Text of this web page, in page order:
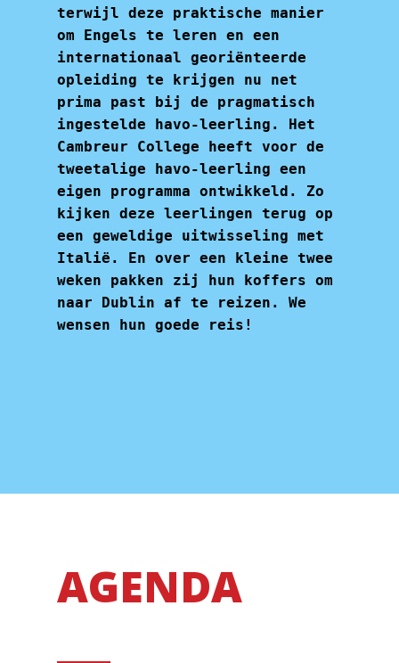
terwijl deze praktische manier
om Engels te leren en een
internationaal georiënteerde
opleiding te krijgen nu net
prima past bij de pragmatisch
ingestelde havo-leerling. Het
Cambreur College heeft voor de
tweetalige havo-leerling een
eigen programma ontwikkeld. Zo
kijken deze leerlingen terug op
een geweldige uitwisseling met
Italië. En over een kleine twee
weken pakken zij hun koffers om
naar Dublin af te reizen. We
wensen hun goede reis!
AGENDA